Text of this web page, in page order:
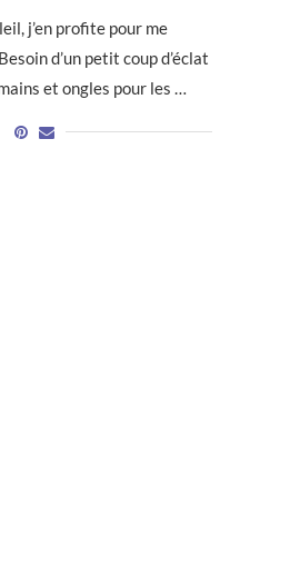
j’en profite pour me
d’un petit coup d’éclat
et ongles pour les …